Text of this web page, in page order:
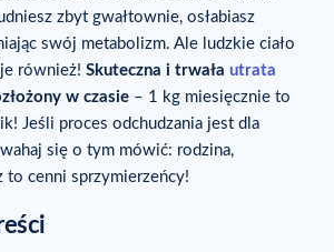
zbyt gwałtownie, osłabiasz
swój metabolizm. Ale ludzkie ciało
również! Skuteczna i trwała utrata
w czasie – 1 kg miesięcznie to
Jeśli proces odchudzania jest dla
się o tym mówić: rodzina,
to cenni sprzymierzeńcy!